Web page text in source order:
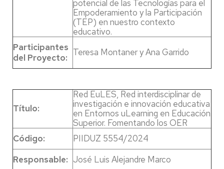
potencial de las Tecnologías para el
Empoderamiento y la Participación
(TEP) en nuestro contexto
educativo.
Participantes
del Proyecto: Teresa Montaner y Ana Garrido
Título:
Red EuLES, Red interdisciplinar de
investigación e innovación educativa
en Entornos uLearning en Educación
Superior. Fomentando los OER
Código:
PIIDUZ 5554/2024
Responsable: José Luis Alejandre Marco